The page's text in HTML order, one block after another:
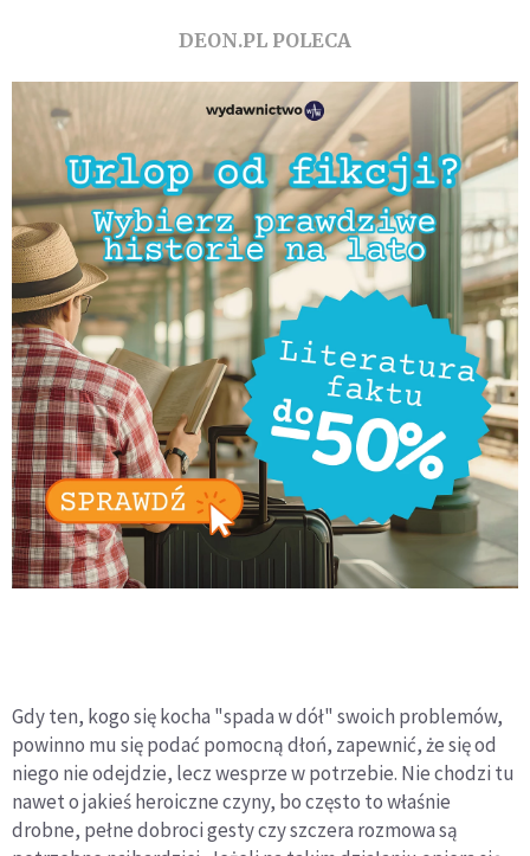
DEON.PL POLECA
Gdy ten, kogo się kocha "spada w dół" swoich problemów,
powinno mu się podać pomocną dłoń, zapewnić, że się od
niego nie odejdzie, lecz wesprze w potrzebie. Nie chodzi tu
nawet o jakieś heroiczne czyny, bo często to właśnie
drobne, pełne dobroci gesty czy szczera rozmowa są